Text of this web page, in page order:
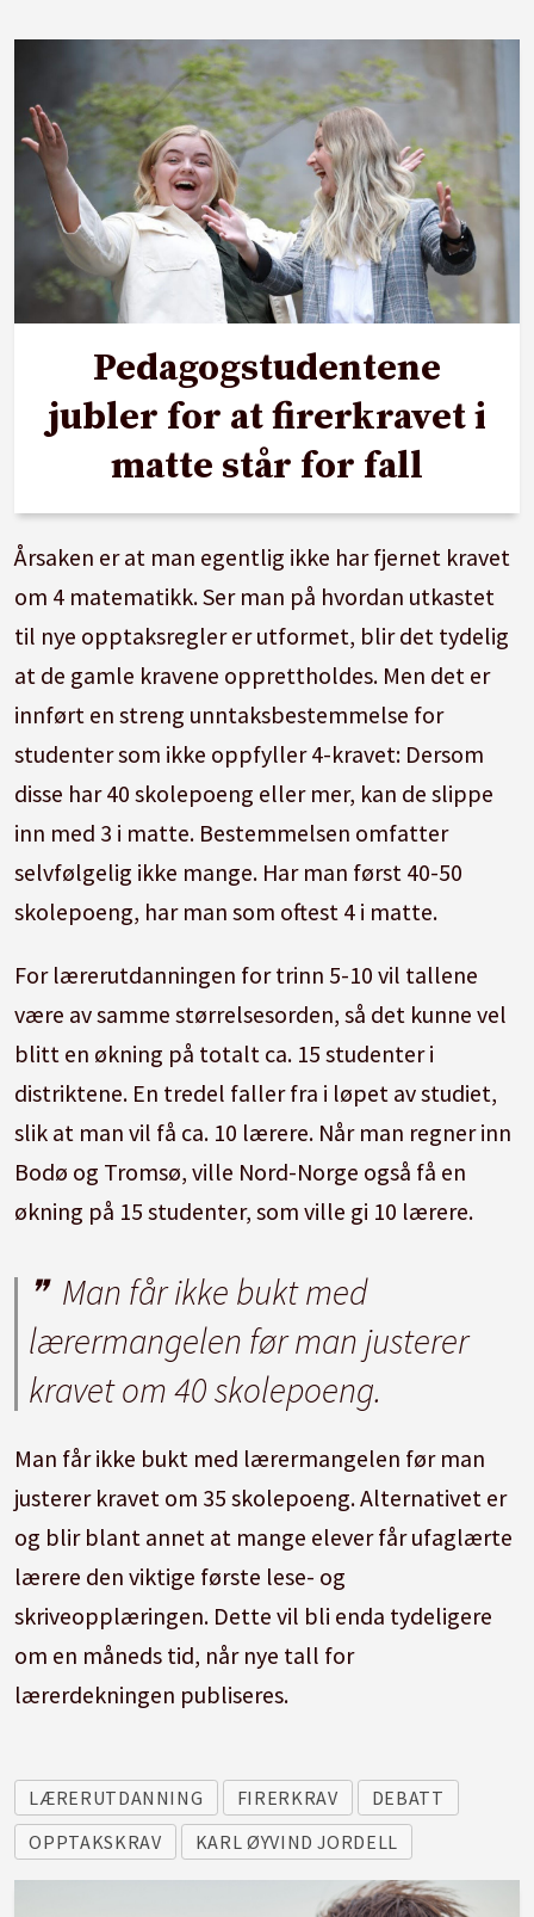
Pedagogstudentene
jubler for at firerkravet i
matte står for fall
Årsaken er at man egentlig ikke har fjernet kravet
om 4 matematikk. Ser man på hvordan utkastet
til nye opptaksregler er utformet, blir det tydelig
at de gamle kravene opprettholdes. Men det er
innført en streng unntaksbestemmelse for
studenter som ikke oppfyller 4-kravet: Dersom
disse har 40 skolepoeng eller mer, kan de slippe
inn med 3 i matte. Bestemmelsen omfatter
selvfølgelig ikke mange. Har man først 40-50
skolepoeng, har man som oftest 4 i matte.
For lærerutdanningen for trinn 5-10 vil tallene
være av samme størrelsesorden, så det kunne vel
blitt en økning på totalt ca. 15 studenter i
distriktene. En tredel faller fra i løpet av studiet,
slik at man vil få ca. 10 lærere. Når man regner inn
Bodø og Tromsø, ville Nord-Norge også få en
økning på 15 studenter, som ville gi 10 lærere.
Man får ikke bukt med
lærermangelen før man justerer
kravet om 40 skolepoeng.
Man får ikke bukt med lærermangelen før man
justerer kravet om 35 skolepoeng. Alternativet er
og blir blant annet at mange elever får ufaglærte
lærere den viktige første lese- og
skriveopplæringen. Dette vil bli enda tydeligere
om en måneds tid, når nye tall for
lærerdekningen publiseres.
LÆRERUTDANNING FIRERKRAV
DEBATT
OPPTAKSKRAV
KARL ØYVIND JORDELL